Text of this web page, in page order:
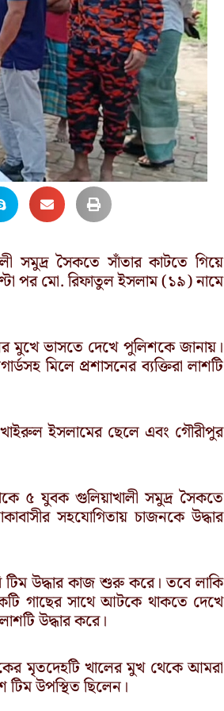
সমুদ্র সৈকতে সাঁতার কাটতে গিয়ে
পর মো. রিফাতুল ইসলাম (১৯) নামে
মুখে ভাসতে দেখে পুলিশকে জানায়।
মিলে প্রশাসনের ব্যক্তিরা লাশটি
খাইরুল ইসলামের ছেলে এবং গৌরীপুর
৫ যুবক গুলিয়াখালী সমুদ্র সৈকতে
সহযোগিতায় চাজনকে উদ্ধার
টিম উদ্ধার কাজ শুরু করে। তবে লাকি
গাছের সাথে আটকে থাকতে দেখে
উদ্ধার করে।
মৃতদেহটি খালের মুখ থেকে আমরা
টিম উপস্থিত ছিলেন।